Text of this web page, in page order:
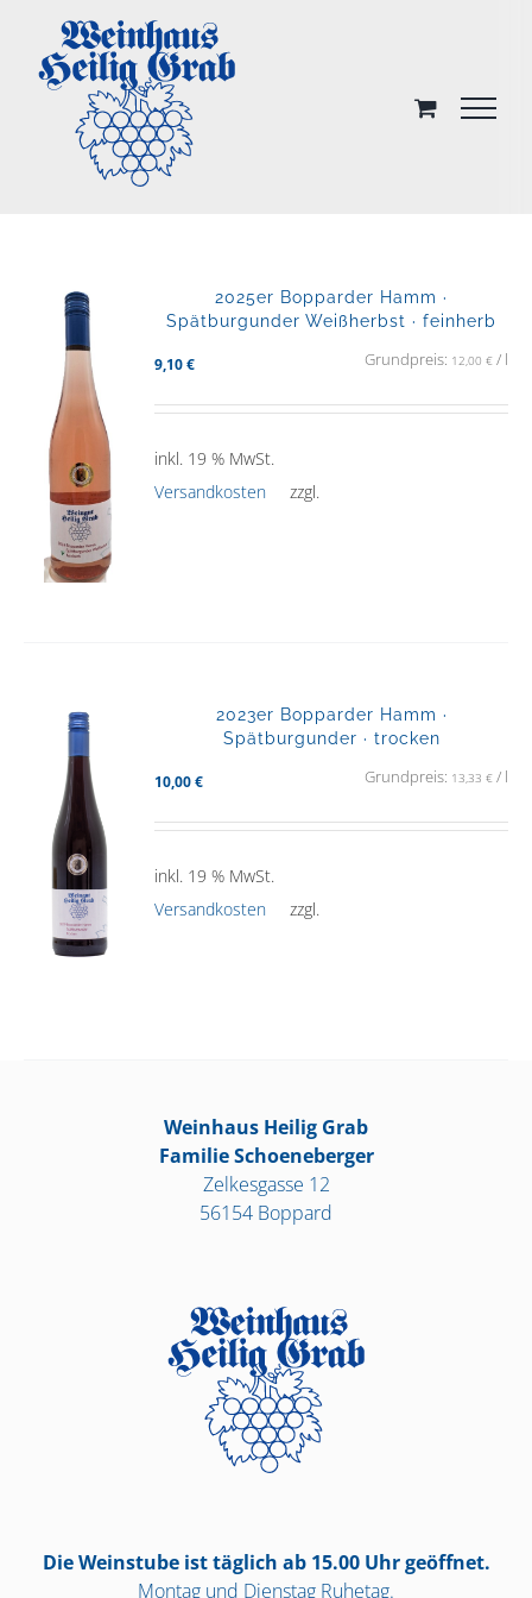
content
2025er Bopparder Hamm ·
Spätburgunder Weißherbst · feinherb
9,10€ Grundpreis: 12,00 €/ l
inkl. 19 % MwSt.
zzgl.
Versandkosten
2023er Bopparder Hamm ·
Spätburgunder · trocken
10,00€ Grundpreis: 13,33 €/ l
inkl. 19 % MwSt.
zzgl.
Versandkosten
Weinhaus Heilig Grab
Familie Schoeneberger
Zelkesgasse 12
56154 Boppard
Die Weinstube ist täglich ab 15.00 Uhr geöffnet.
Montag und Dienstag Ruhetag.